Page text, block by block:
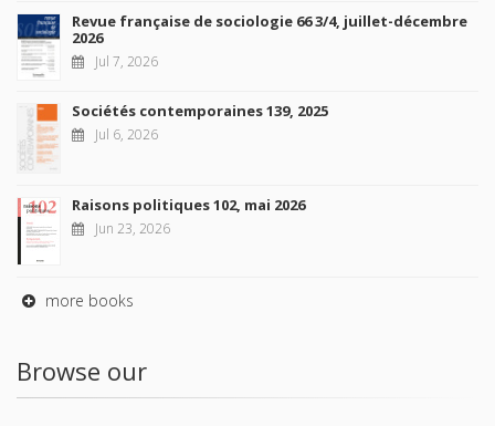
Revue française de sociologie 66 3/4, juillet-décembre
2026
Jul 7, 2026
Sociétés contemporaines 139, 2025
Jul 6, 2026
Raisons politiques 102, mai 2026
Jun 23, 2026
more books
Browse our